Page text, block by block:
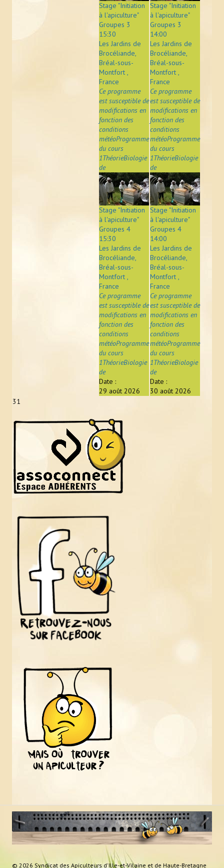
Stage "Initiation
à l'apiculture"
Groupes 3
15:30
Les Jardins de
Brocéliande,
Bréal-sous-
Montfort ,
France
Ce programme
est susceptible de
modifications en
fonction des
conditions
météoProgramme
du cours
1ThéorieBiologie
de
Stage "Initiation
à l'apiculture"
Groupes 4
15:30
Les Jardins de
Brocéliande,
Bréal-sous-
Montfort ,
France
Ce programme
est susceptible de
modifications en
fonction des
conditions
météoProgramme
du cours
1ThéorieBiologie
de
Date :
29 août 2026
Stage "Initiation
à l'apiculture"
Groupes 3
14:00
Les Jardins de
Brocéliande,
Bréal-sous-
Montfort ,
France
Ce programme
est susceptible de
modifications en
fonction des
conditions
météoProgramme
du cours
1ThéorieBiologie
de
Stage "Initiation
à l'apiculture"
Groupes 4
14:00
Les Jardins de
Brocéliande,
Bréal-sous-
Montfort ,
France
Ce programme
est susceptible de
modifications en
fonction des
conditions
météoProgramme
du cours
1ThéorieBiologie
de
Date :
30 août 2026
31
© 2026 Syndicat des Apiculteurs d'Ille-et-Vilaine et de Haute-Bretagne